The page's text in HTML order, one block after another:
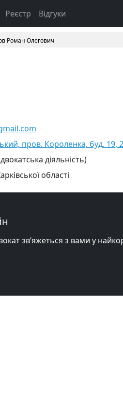
Реєстр Відгуки
Роман Олегович
пров. Короленка, буд. 19,
діяльність)
області
зв’яжеться з вами у